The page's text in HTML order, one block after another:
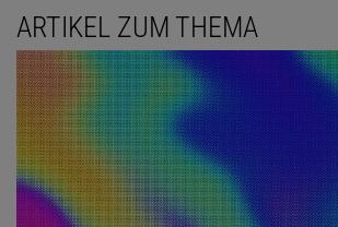
ARTIKEL ZUM THEMA